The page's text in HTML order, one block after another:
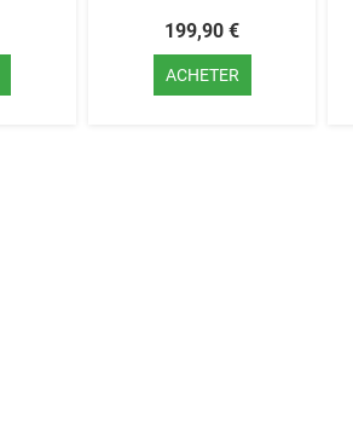
199,90 €
ACHETER